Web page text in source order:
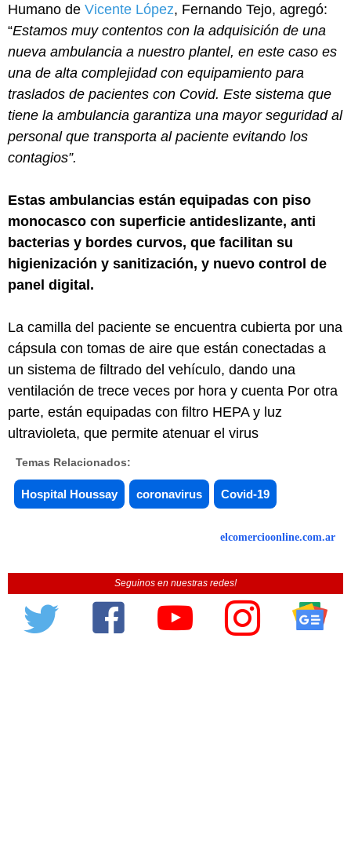
Humano de Vicente López, Fernando Tejo, agregó:
“Estamos muy contentos con la adquisición de una
nueva ambulancia a nuestro plantel, en este caso es
una de alta complejidad con equipamiento para
traslados de pacientes con Covid. Este sistema que
tiene la ambulancia garantiza una mayor seguridad al
personal que transporta al paciente evitando los
contagios”.
Estas ambulancias están equipadas con piso
monocasco con superficie antideslizante, anti
bacterias y bordes curvos, que facilitan su
higienización y sanitización, y nuevo control de
panel digital.
La camilla del paciente se encuentra cubierta por una
cápsula con tomas de aire que están conectadas a
un sistema de filtrado del vehículo, dando una
ventilación de trece veces por hora y cuenta Por otra
parte, están equipadas con filtro HEPA y luz
ultravioleta, que permite atenuar el virus
Temas Relacionados:
Hospital Houssay coronavirus Covid-19
elcomercioonline.com.ar
Seguinos en nuestras redes!